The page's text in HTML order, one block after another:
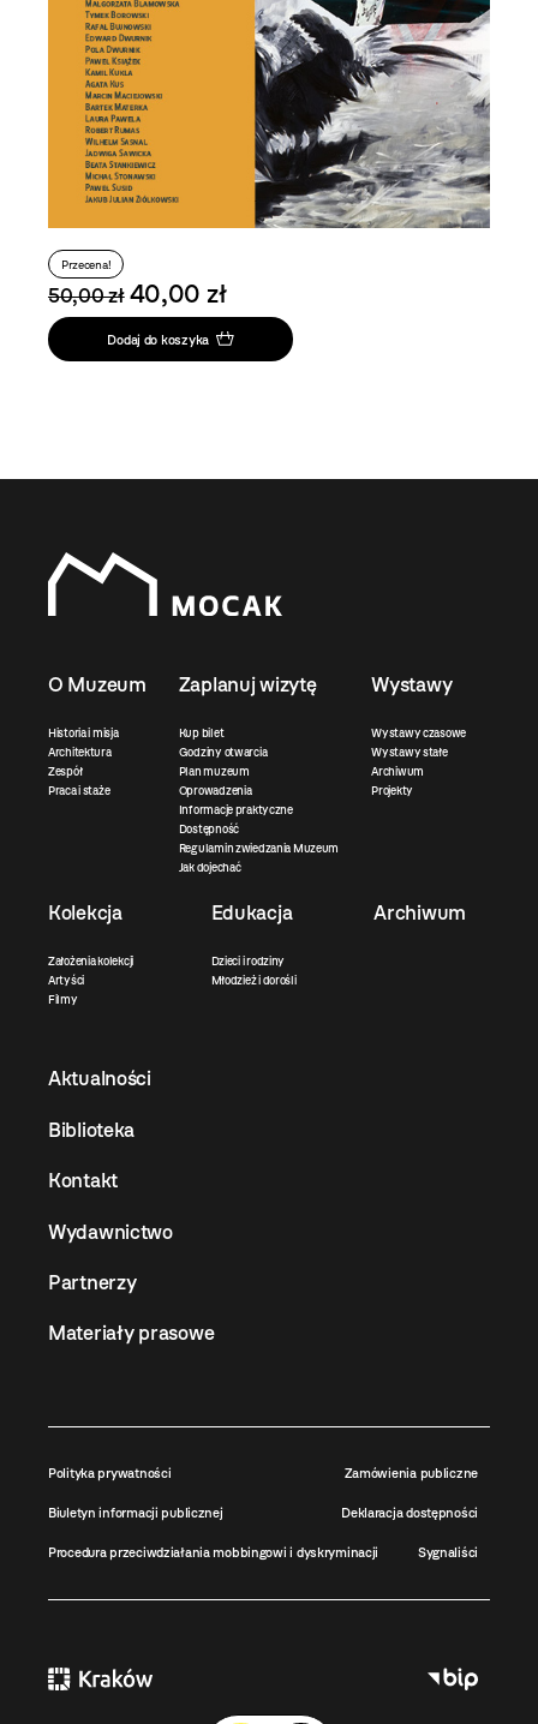
Przecena!
50,00 zł 40,00 zł
Dodaj do koszyka
O Muzeum
Historia i misja
Architektura
Zespół
Praca i staże
Zaplanuj wizytę
Kup bilet
Godziny otwarcia
Plan muzeum
Oprowadzenia
Informacje praktyczne
Dostępność
Regulamin zwiedzania Muzeum
Jak dojechać
Wystawy
Wystawy czasowe
Wystawy stałe
Archiwum
Projekty
Kolekcja
Założenia kolekcji
Artyści
Filmy
Edukacja
Dzieci i rodziny
Młodzież i dorośli
Archiwum
Aktualności
Biblioteka
Kontakt
Wydawnictwo
Partnerzy
Materiały prasowe
Polityka prywatności Zamówienia publiczne
Biuletyn informacji publicznej Deklaracja dostępności
Procedura przeciwdziałania mobbingowi i dyskryminacji Sygnaliści